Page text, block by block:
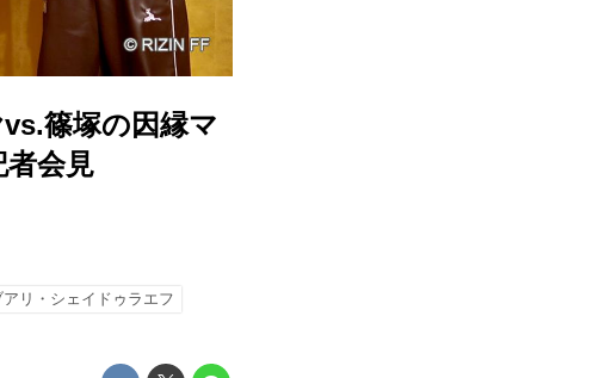
篠塚の因縁マ
者会見
アリ・シェイドゥラエフ